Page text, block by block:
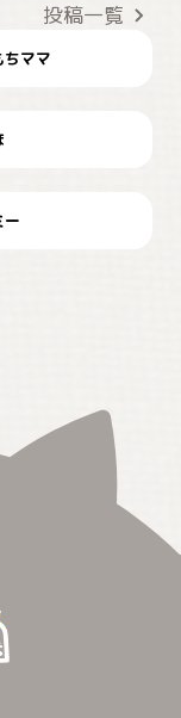
投稿一覧
ちママ
ぉ
マンのお友達邸に
ー